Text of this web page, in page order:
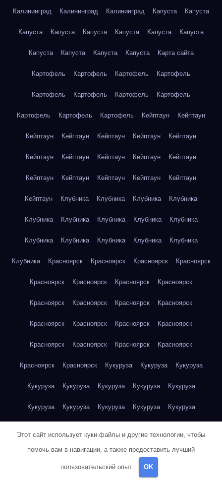
Калининград Калининград Калининград Капуста Капуста
Капуста Капуста Капуста Капуста Капуста Капуста
Капуста Капуста Капуста Капуста Карта сайта
Картофель Картофель Картофель Картофель
Картофель Картофель Картофель Картофель
Картофель Картофель Картофель Кейптаун Кейптаун
Кейптаун Кейптаун Кейптаун Кейптаун Кейптаун
Кейптаун Кейптаун Кейптаун Кейптаун Кейптаун
Кейптаун Кейптаун Кейптаун Кейптаун Кейптаун
Кейптаун Клубника Клубника Клубника Клубника
Клубника Клубника Клубника Клубника Клубника
Клубника Клубника Клубника Клубника Клубника
Клубника Красноярск Красноярск Красноярск Красноярск
Красноярск Красноярск Красноярск Красноярск
Красноярск Красноярск Красноярск Красноярск
Красноярск Красноярск Красноярск Красноярск
Красноярск Красноярск Красноярск Красноярск
Красноярск Красноярск Кукуруза Кукуруза Кукуруза
Кукуруза Кукуруза Кукуруза Кукуруза Кукуруза
Кукуруза Кукуруза Кукуруза Кукуруза Кукуруза
Куриная грудка Куриная грудка Куриная грудка
Куриная грудка Куриная грудка Куриная грудка
Этот сайт использует куки-файлы и другие технологии, чтобы
помочь вам в навигации, а также предоставить лучший
пользовательский опыт. OK